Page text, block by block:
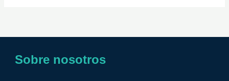
Sobre nosotros